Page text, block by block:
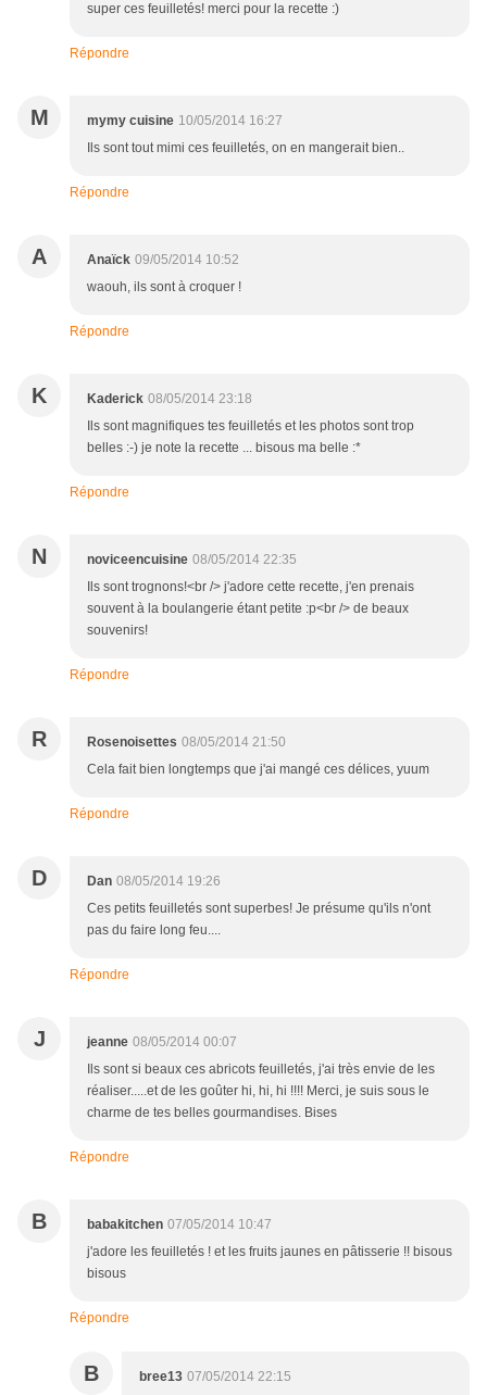
super ces feuilletés! merci pour la recette :)
Répondre
M mymy cuisine 10/05/2014 16:27
Ils sont tout mimi ces feuilletés, on en mangerait bien..
Répondre
A Anaïck 09/05/2014 10:52
waouh, ils sont à croquer !
Répondre
K Kaderick 08/05/2014 23:18
Ils sont magnifiques tes feuilletés et les photos sont trop
belles :-) je note la recette ... bisous ma belle :*
Répondre
N noviceencuisine 08/05/2014 22:35
Ils sont trognons!<br /> j'adore cette recette, j'en prenais
souvent à la boulangerie étant petite :p<br /> de beaux
souvenirs!
Répondre
R Rosenoisettes 08/05/2014 21:50
Cela fait bien longtemps que j'ai mangé ces délices, yuum
Répondre
D Dan 08/05/2014 19:26
Ces petits feuilletés sont superbes! Je présume qu'ils n'ont
pas du faire long feu....
Répondre
J jeanne 08/05/2014 00:07
Ils sont si beaux ces abricots feuilletés, j'ai très envie de les
réaliser.....et de les goûter hi, hi, hi !!!! Merci, je suis sous le
charme de tes belles gourmandises. Bises
Répondre
B babakitchen 07/05/2014 10:47
j'adore les feuilletés ! et les fruits jaunes en pâtisserie !! bisous
bisous
Répondre
B bree13 07/05/2014 22:15